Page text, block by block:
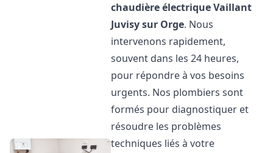
chaudière électrique Vaillant
Juvisy sur Orge. Nous
intervenons rapidement,
souvent dans les 24 heures,
pour répondre à vos besoins
urgents. Nos plombiers sont
formés pour diagnostiquer et
résoudre les problèmes
techniques liés à votre